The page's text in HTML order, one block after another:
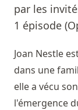
par les
1 épisode
Joan Nestle
dans une
elle a vécu
l'émergence